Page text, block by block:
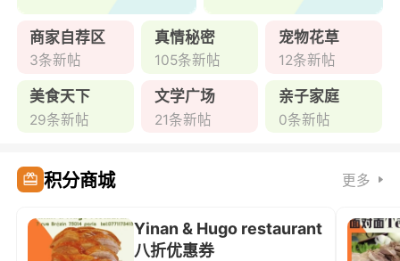
商家自荐区
3条新帖
真情秘密
105条新帖
宠物花草
12条新帖
美食天下
29条新帖
文学广场
21条新帖
亲子家庭
0条新帖
积分商城 更多
Yinan & Hugo restaurant
八折优惠券